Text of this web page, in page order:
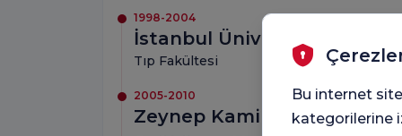
1998-2004
İstanbul Üniversitesi
Tıp Fakültesi
2005-2010
Zeynep Kamil Eğitim ve
Bu internet
kategorilerine